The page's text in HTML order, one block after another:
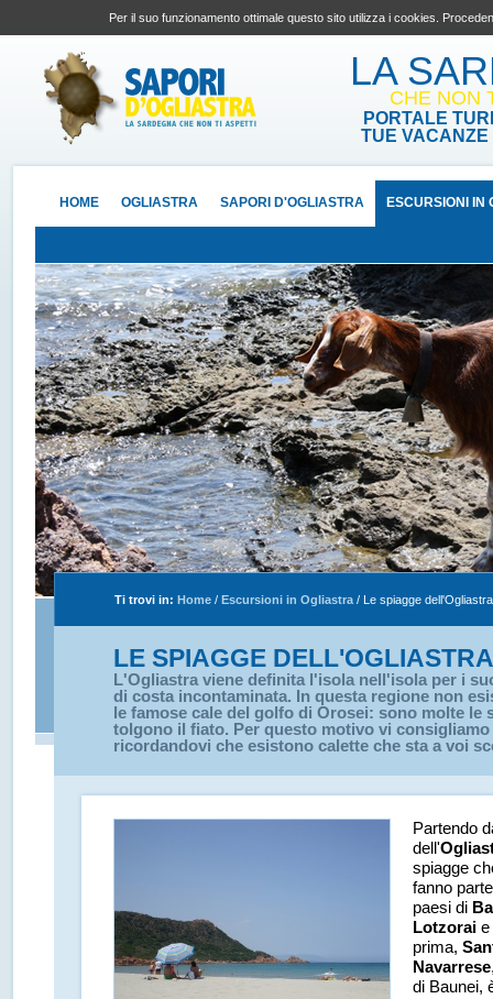
Per il suo funzionamento ottimale questo sito utilizza i cookies.
LA
CHE NON
PORTALE
TUE
HOME OGLIASTRA SAPORI D'OGLIASTRA ESCURSIONI IN
Ti trovi in: Home / Escursioni in Ogliastra / Le spiagge dell'Ogliastra
LE SPIAGGE DELL'OGLIASTRA
L'Ogliastra viene definita l'isola nell'isola per i
di costa incontaminata. In questa regione non
le famose cale del golfo di Orosei: sono molte le
tolgono il fiato. Per questo motivo vi
ricordandovi che esistono calette che sta a voi
Partendo
dell'
spiagge
fanno
paesi di
Lotzorai
prima,
Navarrese
di Baunei,